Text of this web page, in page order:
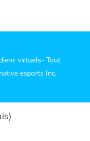
virtuels- Tout
esports Inc.
)